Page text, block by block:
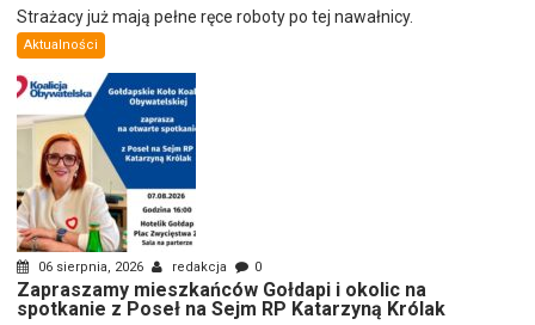
Strażacy już mają pełne ręce roboty po tej nawałnicy.
Aktualności
06 sierpnia, 2026 redakcja 0
Zapraszamy mieszkańców Gołdapi i okolic na
spotkanie z Poseł na Sejm RP Katarzyną Królak